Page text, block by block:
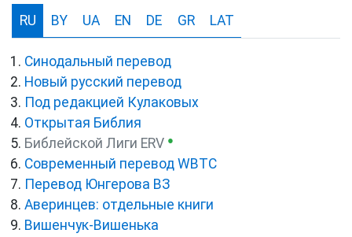
RU BY UA EN DE GR LAT
Синодальный перевод
Новый русский перевод
Под редакцией Кулаковых
Открытая Библия
Библейской Лиги ERV ●
Cовременный перевод WBTC
Перевод Юнгерова ВЗ
Аверинцев: отдельные книги
Вишенчук-Вишенька